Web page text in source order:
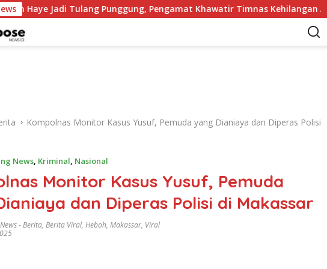
Tulang Punggung, Pengamat Khawatir Timnas Kehilangan Arah Tanpanya
Kompolnas Monitor Kasus Yusuf, Pemuda yang Dianiaya dan Diperas Polisi
News, Kriminal, Nasional
Monitor Kasus Yusuf, Pemuda
dan Diperas Polisi di Makassar
-Berita, Berita Viral, Heboh, Makassar, Viral